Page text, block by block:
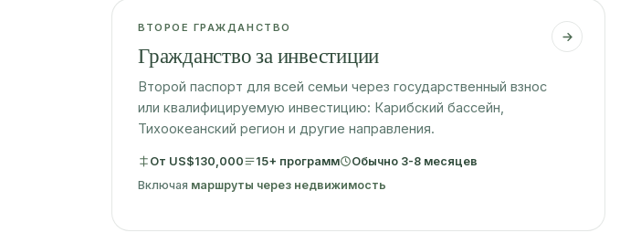
ВТОРОЕ ГРАЖДАНСТВО
Гражданство за инвестиции
Второй паспорт для всей семьи через государственный взнос
или квалифицируемую инвестицию: Карибский бассейн,
Тихоокеанский регион и другие направления.
От US$130,000 15+ программ
Обычно 3-8 месяцев
Включая маршруты через недвижимость